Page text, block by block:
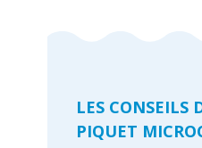
LES CONSEILS
PIQUET